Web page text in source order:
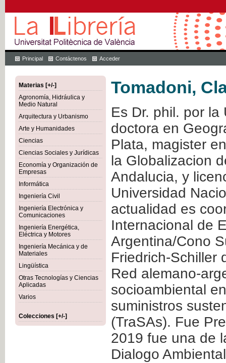
Principal Contáctenos Acceder
Materias [+/-]
Agronomía, Hidráulica y
Medio Natural
Arquitectura y Urbanismo
Arte y Humanidades
Ciencias
Ciencias Sociales y Jurídicas
Economía y Organización de
Empresas
Informática
Ingeniería Civil
Ingeniería Electrónica y
Comunicaciones
Ingeniería Energética,
Eléctrica y Motores
Ingeniería Mecánica y de
Materiales
Lingüística
Otras Tecnologías y Ciencias
Aplicadas
Varios
Colecciones [+/-]
Tomadoni,
Es Dr. phil. por la
doctora en
Plata, magister
la Globalizacion
Andalucia, y
Universidad
actualidad es
Internacional de
Argentina/Cono
Friedrich-Schiller
Red alemano-
socioambiental
suministros
(TraSAs). Fue
2019 fue una de
Dialogo